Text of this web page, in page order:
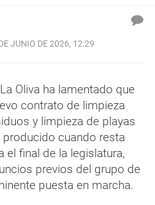
JUNIO DE 2026, 12:29
Oliva ha lamentado que
contrato de limpieza
y limpieza de playas
cuando resta
el final de la legislatura,
previos del grupo de
puesta en marcha.